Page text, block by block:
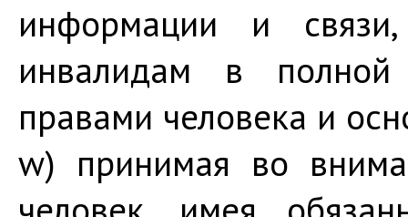
информации и
инвалидам в полной
правами человека и
w) принимая во